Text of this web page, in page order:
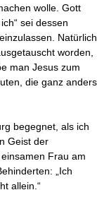
wolle. Gott
sei dessen
Natürlich
worden,
man Jesus zum
die ganz anders
begegnet, als ich
Geist der
Frau am
„Ich
allein.“